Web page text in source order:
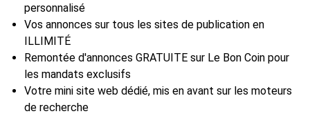
personnalisé
Vos annonces sur tous les sites de publication en
ILLIMITÉ
Remontée d'annonces GRATUITE sur Le Bon Coin pour
les mandats exclusifs
Votre mini site web dédié, mis en avant sur les moteurs
de recherche